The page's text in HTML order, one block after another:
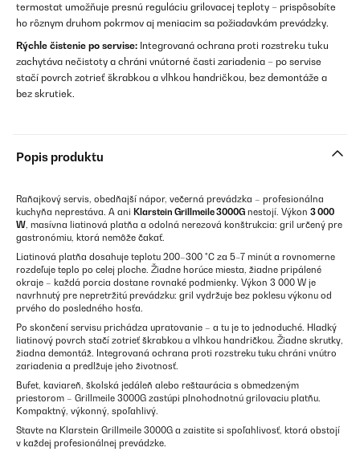
termostat umožňuje presnú reguláciu grilovacej teploty – prispôsobíte
ho rôznym druhom pokrmov aj meniacim sa požiadavkám prevádzky.
Rýchle čistenie po servise: Integrovaná ochrana proti rozstreku tuku
zachytáva nečistoty a chráni vnútorné časti zariadenia – po servise
stačí povrch zotrieť škrabkou a vlhkou handričkou, bez demontáže a
bez skrutiek.
Popis produktu
Raňajkový servis, obedňajší nápor, večerná prevádzka – profesionálna
kuchyňa neprestáva. A ani Klarstein Grillmeile 3000G nestojí. Výkon 3 000
W, masívna liatinová platňa a odolná nerezová konštrukcia: gril určený pre
gastronómiu, ktorá nemôže čakať.
Liatinová platňa dosahuje teplotu 200–300 °C za 5–7 minút a rovnomerne
rozdeľuje teplo po celej ploche. Žiadne horúce miesta, žiadne pripálené
okraje – každá porcia dostane rovnaké podmienky. Výkon 3 000 W je
navrhnutý pre nepretržitú prevádzku: gril vydržuje bez poklesu výkonu od
prvého do posledného hosťa.
Po skončení servisu prichádza upratovanie – a tu je to jednoduché. Hladký
liatinový povrch stačí zotrieť škrabkou a vlhkou handričkou. Žiadne skrutky,
žiadna demontáž. Integrovaná ochrana proti rozstreku tuku chráni vnútro
zariadenia a predlžuje jeho životnosť.
Bufet, kaviareň, školská jedáleň alebo reštaurácia s obmedzeným
priestorom – Grillmeile 3000G zastúpi plnohodnotnú grilovaciu platňu.
Kompaktný, výkonný, spoľahlivý.
Stavte na Klarstein Grillmeile 3000G a zaistite si spoľahlivosť, ktorá obstojí
v každej profesionálnej prevádzke.